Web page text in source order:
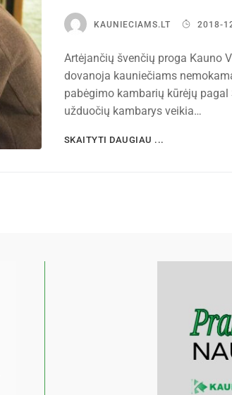
KAUNIECIAMS.LT 2018-
Artėjančių švenčių proga Kauno
dovanoja kauniečiams
pabėgimo kambarių kūrėjų
užduočių kambarys veikia…
SKAITYTI DAUGIAU ...